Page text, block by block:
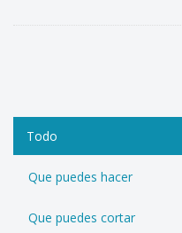
Todo
Que puedes hacer
Que puedes cortar